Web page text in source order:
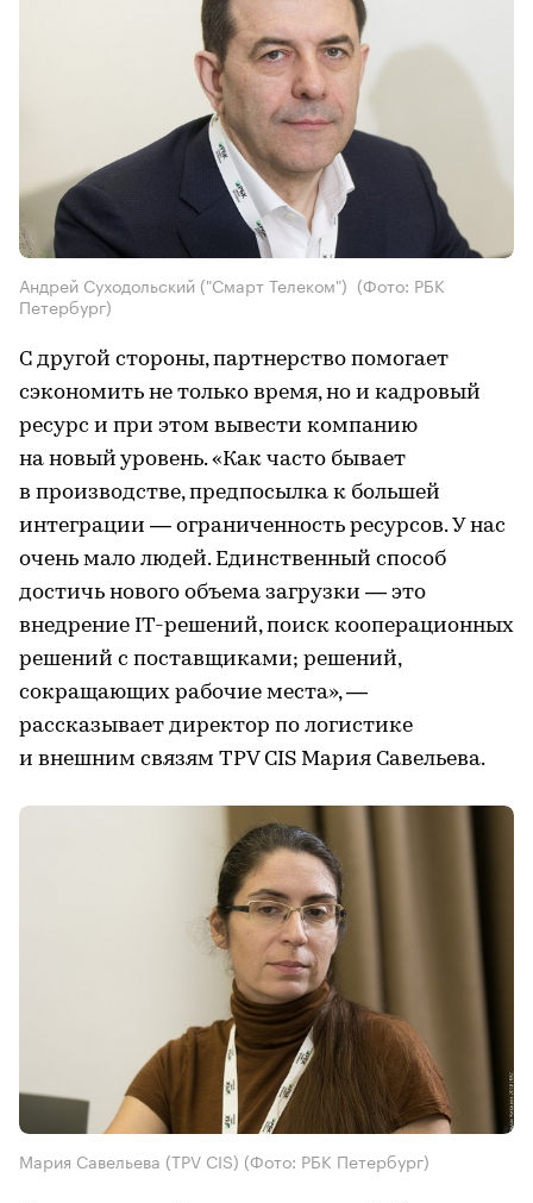
Андрей Суходольский ("Смарт Телеком") (Фото: РБК
Петербург)
С другой стороны, партнерство помогает
сэкономить не только время, но и кадровый
ресурс и при этом вывести компанию
на новый уровень. «Как часто бывает
в производстве, предпосылка к большей
интеграции — ограниченность ресурсов. У нас
очень мало людей. Единственный способ
достичь нового объема загрузки — это
внедрение IT-решений, поиск кооперационных
решений с поставщиками; решений,
сокращающих рабочие места», —
рассказывает директор по логистике
и внешним связям TPV CIS Мария Савельева.
Мария Савельева (TPV CIS​​​​​​​) (Фото: РБК Петербург)